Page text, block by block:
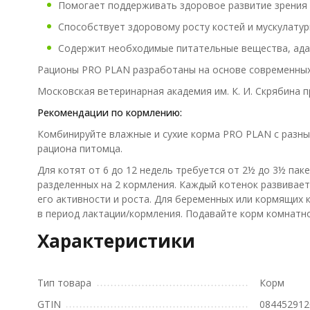
Помогает поддерживать здоровое развитие зрения
Способствует здоровому росту костей и
Содержит необходимые питательные вещества,
Рационы PRO PLAN разработаны на основе
Московская ветеринарная академия им. К. И. Скрябина
Рекомендации по кормлению:
Комбинируйте влажные и сухие корма PRO PLAN с
рациона питомца.
Для котят от 6 до 12 недель требуется от 2½ до 3½
разделенных на 2 кормления. Каждый котенок
его активности и роста. Для беременных или
в период лактации/кормления. Подавайте корм
Характеристики
Тип товара
Корм
GTIN